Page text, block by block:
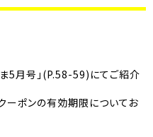
5月号」(P.58-59)にてご紹介
ーポンの有効期限についてお